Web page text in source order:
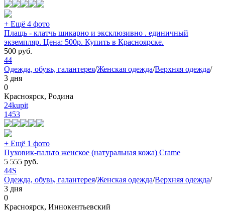
+ Ещё 4 фото
Плащь - клатчь шикарно и эксклюзивно . единичный
экземпляр. Цена: 500р. Купить в Красноярске.
500 руб.
44
Одежда, обувь, галантерея/Женская одежда/Верхняя одежда/
3 дня
0
Красноярск, Родина
24kupit
1453
+ Ещё 1 фото
Пуховик-пальто женское (натуральная кожа) Crame
5 555 руб.
44S
Одежда, обувь, галантерея/Женская одежда/Верхняя одежда/
3 дня
0
Красноярск, Иннокентьевский